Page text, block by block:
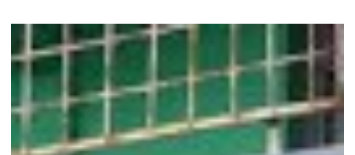
16 июл. 2018 г.